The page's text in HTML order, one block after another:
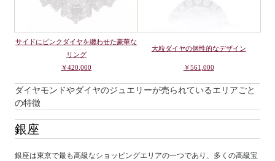
サイドにピンクダイヤを纏わせた豪華な
リング
￥420,000
大粒ダイヤの個性的なデザイン
￥561,000
ダイヤモンドやダイヤのジュエリーが売られているエリアごと
の特徴
銀座
銀座は東京で最も高級なショッピングエリアの一つであり、多くの高級宝